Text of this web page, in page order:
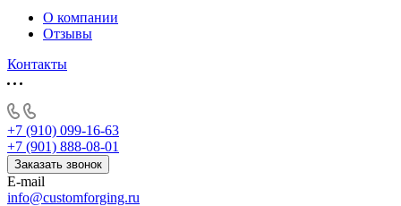
О компании
Отзывы
Контакты
+7 (910) 099-16-63
+7 (901) 888-08-01
Заказать звонок
E-mail
info@customforging.ru